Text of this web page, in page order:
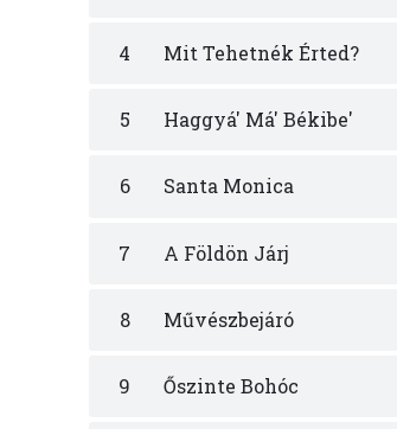
4 Mit Tehetnék Érted?
5 Haggyá' Má' Békibe'
6 Santa Monica
7 A Földön Járj
8 Művészbejáró
9 Őszinte Bohóc